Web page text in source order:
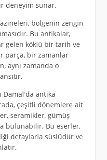
deneyim sunar.
bölgenin zengin
Bu antikalar,
gelen köklü bir tarih ve
parça, bir zamanlar
aynı zamanda o
Damal'da antika
çeşitli dönemlere ait
seramikler, gümüş
bulunabilir. Bu eserler,
detaylarla süslüdür ve